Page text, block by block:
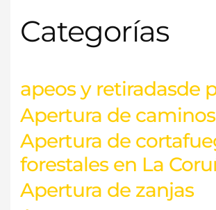
a
r
Categorías
apeos y retiradasde
Apertura de caminos
Apertura de
forestales en La
Apertura de zanjas